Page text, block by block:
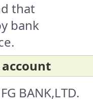
that
bank
BANK,LTD.